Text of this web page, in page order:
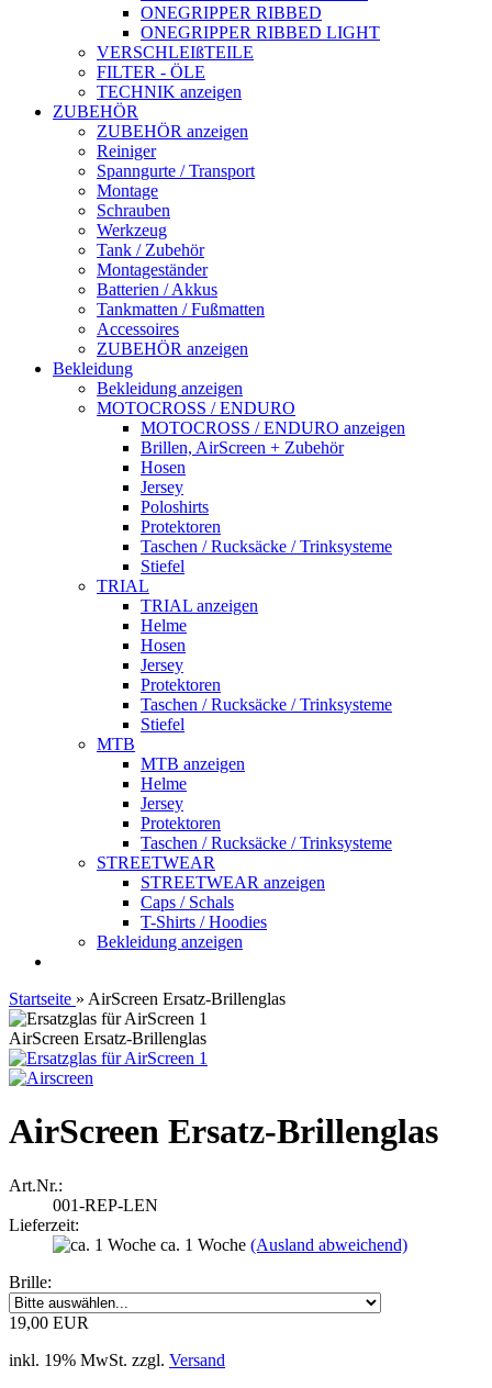
ONEGRIPPER RIBBED
ONEGRIPPER RIBBED LIGHT
VERSCHLEIßTEILE
FILTER - ÖLE
TECHNIK anzeigen
ZUBEHÖR
ZUBEHÖR anzeigen
Reiniger
Spanngurte / Transport
Montage
Schrauben
Werkzeug
Tank / Zubehör
Montageständer
Batterien / Akkus
Tankmatten / Fußmatten
Accessoires
ZUBEHÖR anzeigen
Bekleidung
Bekleidung anzeigen
MOTOCROSS / ENDURO
MOTOCROSS / ENDURO anzeigen
Brillen, AirScreen + Zubehör
Hosen
Jersey
Poloshirts
Protektoren
Taschen / Rucksäcke / Trinksysteme
Stiefel
TRIAL
TRIAL anzeigen
Helme
Hosen
Jersey
Protektoren
Taschen / Rucksäcke / Trinksysteme
Stiefel
MTB
MTB anzeigen
Helme
Jersey
Protektoren
Taschen / Rucksäcke / Trinksysteme
STREETWEAR
STREETWEAR anzeigen
Caps / Schals
T-Shirts / Hoodies
Bekleidung anzeigen
Startseite » AirScreen Ersatz-Brillenglas
AirScreen Ersatz-Brillenglas
AirScreen Ersatz-Brillenglas
Art.Nr.:
001-REP-LEN
Lieferzeit:
ca. 1 Woche (Ausland abweichend)
Brille:
19,00 EUR
inkl. 19% MwSt. zzgl. Versand